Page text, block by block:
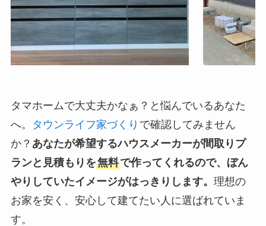
タマホームで大丈夫かなぁ？と悩んでいるあなた
へ。
タウンライフ家づくり で確認してみません
か？ あなたが希望するハウスメーカーが間取りプ
ランと見積もりを無料で作ってくれるので、ぼん
やりしていたイメージがはっきりします。 理想の
お家を安く、安心して建てたい人に選ばれていま
す。